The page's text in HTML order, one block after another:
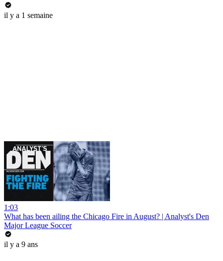
il y a 1 semaine
1:03
What has been ailing the Chicago Fire in August? | Analyst's Den
Major League Soccer
il y a 9 ans